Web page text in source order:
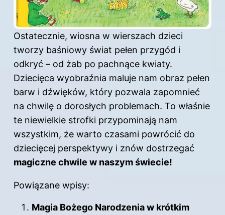
Ostatecznie, wiosna w wierszach dzieci
tworzy baśniowy świat pełen przygód i
odkryć – od żab po pachnące kwiaty.
Dziecięca wyobraźnia maluje nam obraz pełen
barw i dźwięków, który pozwala zapomnieć
na chwilę o dorosłych problemach. To właśnie
te niewielkie strofki przypominają nam
wszystkim, że warto czasami powrócić do
dziecięcej perspektywy i znów dostrzegać
magiczne chwile w naszym świecie!
Powiązane wpisy:
Magia Bożego Narodzenia w krótkim